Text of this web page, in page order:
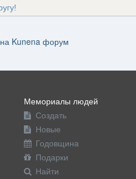
Kunena форум
Мемориалы людей
Создать
Новые
Годовщина
Подарки
Найти